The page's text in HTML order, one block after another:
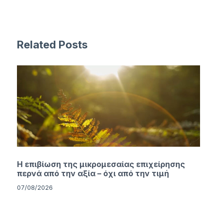
Related Posts
Η επιβίωση της μικρομεσαίας επιχείρησης
περνά από την αξία – όχι από την τιμή
07/08/2026